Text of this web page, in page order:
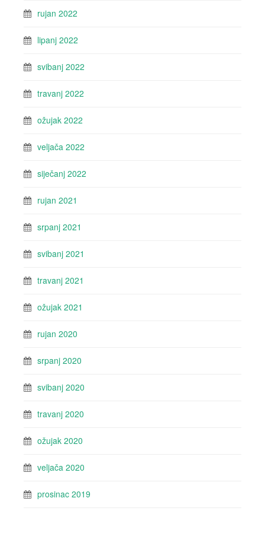
rujan 2022
lipanj 2022
svibanj 2022
travanj 2022
ožujak 2022
veljača 2022
siječanj 2022
rujan 2021
srpanj 2021
svibanj 2021
travanj 2021
ožujak 2021
rujan 2020
srpanj 2020
svibanj 2020
travanj 2020
ožujak 2020
veljača 2020
prosinac 2019